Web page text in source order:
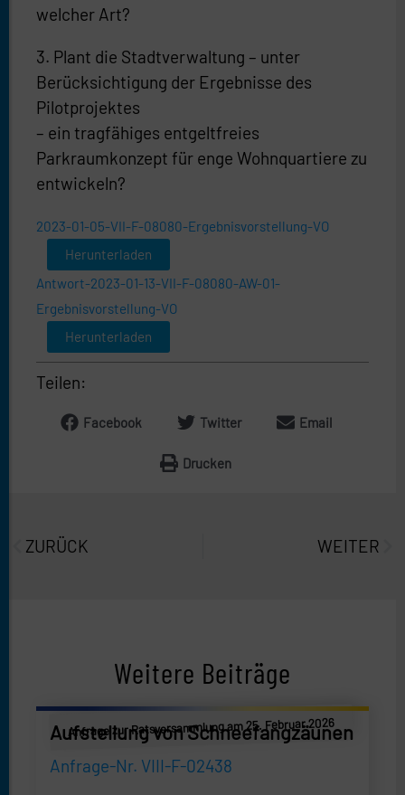
welcher Art?
3. Plant die Stadtverwaltung – unter
Berücksichtigung der Ergebnisse des
Pilotprojektes
– ein tragfähiges entgeltfreies
Parkraumkonzept für enge Wohnquartiere zu
entwickeln?
2023-01-05-VII-F-08080-Ergebnisvorstellung-VO
Herunterladen
Antwort-2023-01-13-VII-F-08080-AW-01-
Ergebnisvorstellung-VO
Herunterladen
Teilen:
Facebook Twitter Email
Drucken
ZURÜCK WEITER
Weitere Beiträge
Anfrage zur Ratsversammlung am 25. Februar 2026
Aufstellung von Schneefangzäunen
Anfrage-Nr. VIII-F-02438